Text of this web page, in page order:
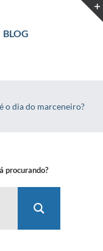
BLOG
o dia do marceneiro?
procurando?